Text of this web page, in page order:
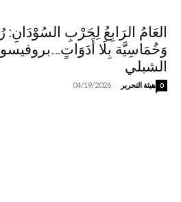
العَامُ الرَابِعُ لِحَرْبِ السُوْدَانِ:
وَخُمَاسِيَّة بِلَا
الشبلي
هيئة التحرير -
04/19/2026 0